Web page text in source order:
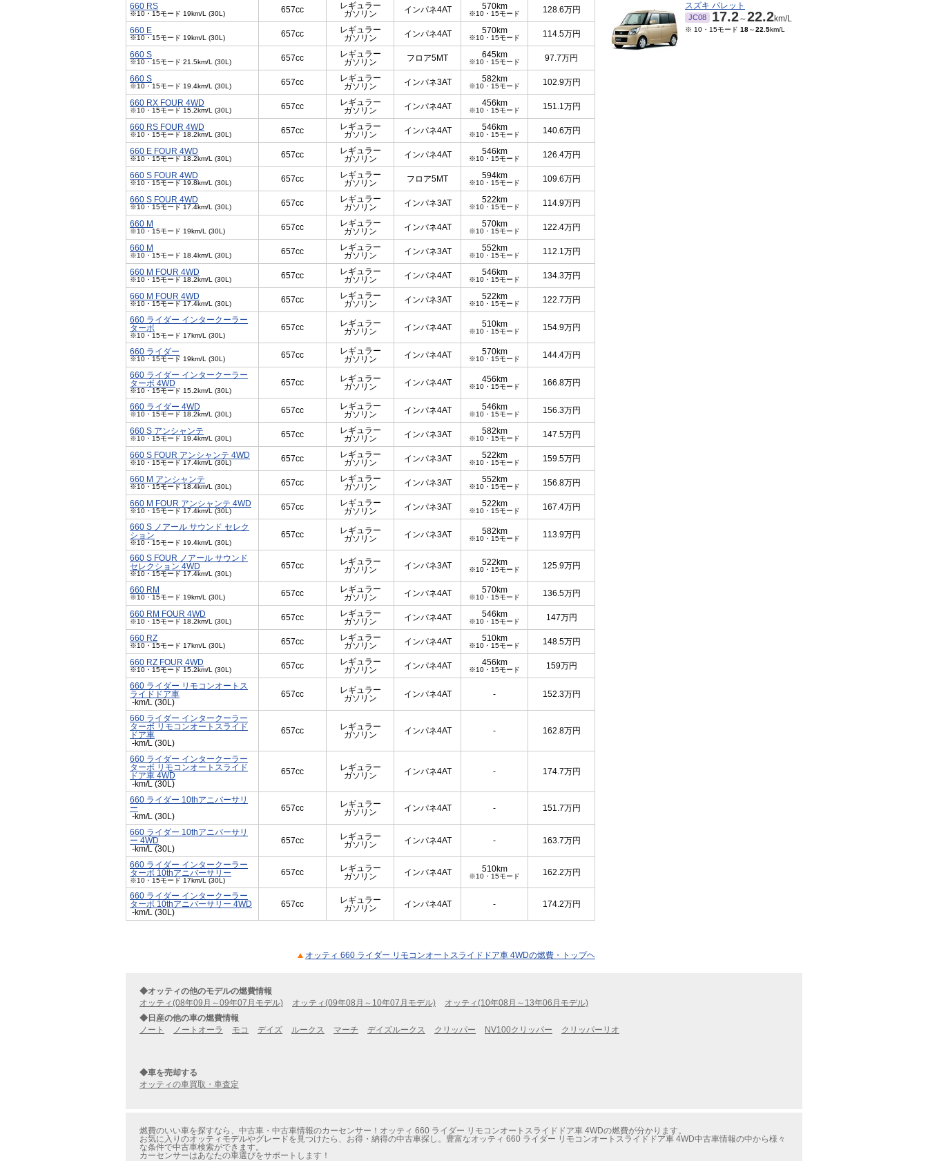
660 RS
※10・15モード 19km/L (30L) 657cc
レギュラー
ガソリン
インパネ4AT 570km
※10・15モード 128.6万円
660 E
※10・15モード 19km/L (30L) 657cc
レギュラー
ガソリン
インパネ4AT 570km
※10・15モード 114.5万円
660 S
※10・15モード 21.5km/L (30L) 657cc
レギュラー
ガソリン
フロア5MT 645km
※10・15モード 97.7万円
660 S
※10・15モード 19.4km/L (30L) 657cc
レギュラー
ガソリン
インパネ3AT 582km
※10・15モード 102.9万円
660 RX FOUR 4WD
※10・15モード 15.2km/L (30L) 657cc
レギュラー
ガソリン
インパネ4AT 456km
※10・15モード 151.1万円
660 RS FOUR 4WD
※10・15モード 18.2km/L (30L) 657cc
レギュラー
ガソリン
インパネ4AT 546km
※10・15モード 140.6万円
660 E FOUR 4WD
※10・15モード 18.2km/L (30L) 657cc
レギュラー
ガソリン
インパネ4AT 546km
※10・15モード 126.4万円
660 S FOUR 4WD
※10・15モード 19.8km/L (30L) 657cc
レギュラー
ガソリン
フロア5MT 594km
※10・15モード 109.6万円
660 S FOUR 4WD
※10・15モード 17.4km/L (30L) 657cc
レギュラー
ガソリン
インパネ3AT 522km
※10・15モード 114.9万円
660 M
※10・15モード 19km/L (30L) 657cc
レギュラー
ガソリン
インパネ4AT 570km
※10・15モード 122.4万円
660 M
※10・15モード 18.4km/L (30L) 657cc
レギュラー
ガソリン
インパネ3AT 552km
※10・15モード 112.1万円
660 M FOUR 4WD
※10・15モード 18.2km/L (30L) 657cc
レギュラー
ガソリン
インパネ4AT 546km
※10・15モード 134.3万円
660 M FOUR 4WD
※10・15モード 17.4km/L (30L) 657cc
レギュラー
ガソリン
インパネ3AT 522km
※10・15モード 122.7万円
660 ライダー インタークーラー
ターボ
※10・15モード 17km/L (30L)
657cc
レギュラー
ガソリン
インパネ4AT 510km
※10・15モード 154.9万円
660 ライダー
※10・15モード 19km/L (30L) 657cc
レギュラー
ガソリン
インパネ4AT 570km
※10・15モード 144.4万円
660 ライダー インタークーラー
ターボ 4WD
※10・15モード 15.2km/L (30L)
657cc
レギュラー
ガソリン
インパネ4AT 456km
※10・15モード 166.8万円
660 ライダー 4WD
※10・15モード 18.2km/L (30L) 657cc
レギュラー
ガソリン
インパネ4AT 546km
※10・15モード 156.3万円
660 S アンシャンテ
※10・15モード 19.4km/L (30L) 657cc
レギュラー
ガソリン
インパネ3AT 582km
※10・15モード 147.5万円
660 S FOUR アンシャンテ 4WD
※10・15モード 17.4km/L (30L) 657cc
レギュラー
ガソリン
インパネ3AT 522km
※10・15モード 159.5万円
660 M アンシャンテ
※10・15モード 18.4km/L (30L) 657cc
レギュラー
ガソリン
インパネ3AT 552km
※10・15モード 156.8万円
660 M FOUR アンシャンテ 4WD
※10・15モード 17.4km/L (30L) 657cc
レギュラー
ガソリン
インパネ3AT 522km
※10・15モード 167.4万円
660 S ノアール サウンド セレク
ション
※10・15モード 19.4km/L (30L)
657cc
レギュラー
ガソリン
インパネ3AT 582km
※10・15モード 113.9万円
660 S FOUR ノアール サウンド
セレクション 4WD
※10・15モード 17.4km/L (30L)
657cc
レギュラー
ガソリン
インパネ3AT 522km
※10・15モード 125.9万円
660 RM
※10・15モード 19km/L (30L) 657cc
レギュラー
ガソリン
インパネ4AT 570km
※10・15モード 136.5万円
660 RM FOUR 4WD
※10・15モード 18.2km/L (30L) 657cc
レギュラー
ガソリン
インパネ4AT 546km
※10・15モード 147万円
660 RZ
※10・15モード 17km/L (30L) 657cc
レギュラー
ガソリン
インパネ4AT 510km
※10・15モード 148.5万円
660 RZ FOUR 4WD
※10・15モード 15.2km/L (30L) 657cc
レギュラー
ガソリン
インパネ4AT 456km
※10・15モード 159万円
660 ライダー リモコンオートス
ライドドア車
-km/L (30L)
657cc
レギュラー
ガソリン
インパネ4AT - 152.3万円
660 ライダー インタークーラー
ターボ リモコンオートスライド
ドア車
-km/L (30L)
657cc
レギュラー
ガソリン
インパネ4AT - 162.8万円
660 ライダー インタークーラー
ターボ リモコンオートスライド
ドア車 4WD
-km/L (30L)
657cc
レギュラー
ガソリン
インパネ4AT - 174.7万円
660 ライダー 10thアニバーサリ
ー
-km/L (30L)
657cc
レギュラー
ガソリン
インパネ4AT - 151.7万円
660 ライダー 10thアニバーサリ
ー 4WD
-km/L (30L)
657cc
レギュラー
ガソリン
インパネ4AT - 163.7万円
660 ライダー インタークーラー
ターボ 10thアニバーサリー
※10・15モード 17km/L (30L)
657cc
レギュラー
ガソリン
インパネ4AT 510km
※10・15モード 162.2万円
660 ライダー インタークーラー
ターボ 10thアニバーサリー 4WD
-km/L (30L)
657cc
レギュラー
ガソリン
インパネ4AT - 174.2万円
オッティ 660 ライダー リモコンオートスライドドア車 4WDの燃費・トップヘ
スズキ パレット
JC08 17.2～22.2km/L
※ 10・15モード 18～22.5km/L
◆オッティの他のモデルの燃費情報
オッティ(08年09月～09年07月モデル)
オッティ(09年08月～10年07月モデル)
オッティ(10年08月～13年06月モデル)
◆日産の他の車の燃費情報
ノート
ノートオーラ モコ デイズ ルークス マーチ デイズルークス クリッパー NV100クリッパー クリッパーリオ
◆車を売却する
オッティの車買取・車査定
燃費のいい車を探すなら、中古車・中古車情報のカーセンサー！オッティ 660 ライダー リモコンオートスライドドア車 4WDの燃費が分かります。
お気に入りのオッティモデルやグレードを見つけたら、お得・納得の中古車探し。豊富なオッティ 660 ライダー リモコンオートスライドドア車 4WD中古車情報の中から様々
な条件で中古車検索ができます。
カーセンサーはあなたの車選びをサポートします！